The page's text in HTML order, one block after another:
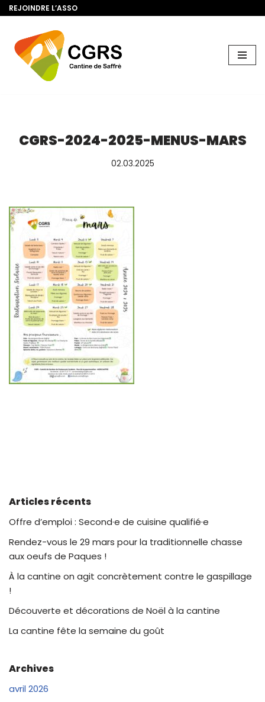
au
contenu
REJOINDRE L’ASSO
CGRS-2024-2025-MENUS-MARS
02.03.2025
Articles récents
Offre d’emploi : Second·e de cuisine qualifié·e
Rendez-vous le 29 mars pour la traditionnelle chasse
aux oeufs de Paques !
À la cantine on agit concrètement contre le gaspillage
!
Découverte et décorations de Noël à la cantine
La cantine fête la semaine du goût
Archives
avril 2026